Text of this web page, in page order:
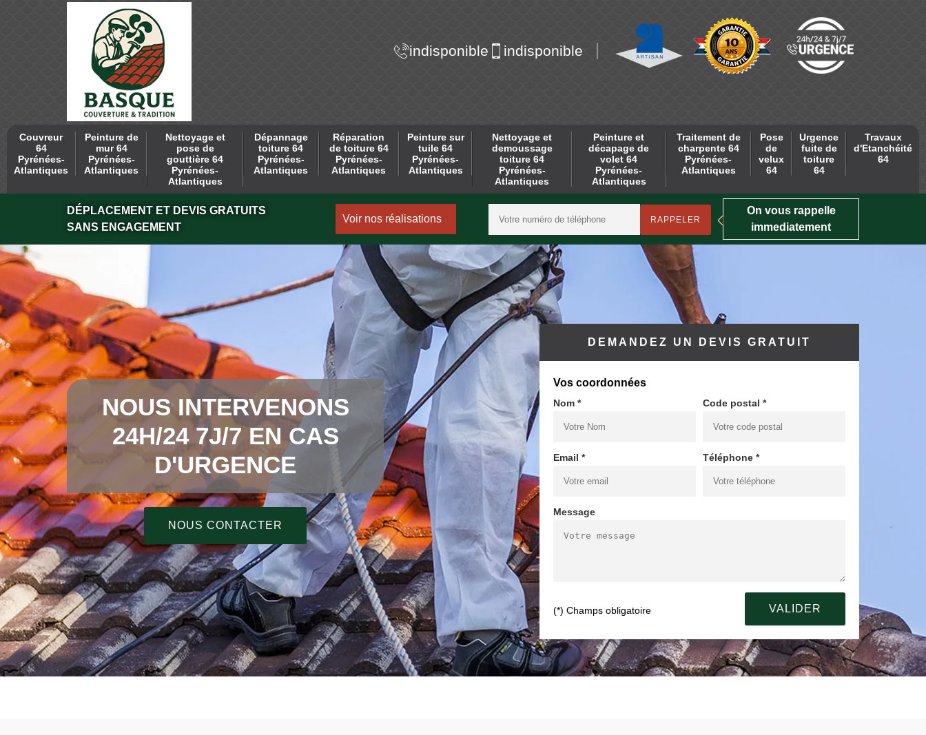
indisponible indisponible
Couvreur
64
Pyrénées-
Atlantiques
Peinture de
mur 64
Pyrénées-
Atlantiques
Nettoyage et
pose de
gouttière 64
Pyrénées-
Atlantiques
Dépannage
toiture 64
Pyrénées-
Atlantiques
Réparation
de toiture 64
Pyrénées-
Atlantiques
Peinture sur
tuile 64
Pyrénées-
Atlantiques
Nettoyage et
demoussage
toiture 64
Pyrénées-
Atlantiques
Peinture et
décapage de
volet 64
Pyrénées-
Atlantiques
Traitement de
charpente 64
Pyrénées-
Atlantiques
Pose
de
velux
64
Urgence
fuite de
toiture
64
Travaux
d'Etanchéité
64
DÉPLACEMENT ET DEVIS GRATUITS
SANS ENGAGEMENT
Voir nos réalisations
On vous rappelle
immediatement
NOUS INTERVENONS
24H/24 7J/7 EN CAS
D'URGENCE
NOUS CONTACTER
DEMANDEZ UN DEVIS GRATUIT
Vos coordonnées
Nom * Code postal *
Email * Téléphone *
Message
(*) Champs obligatoire